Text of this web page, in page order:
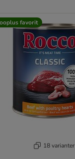
favorit
18 varianter